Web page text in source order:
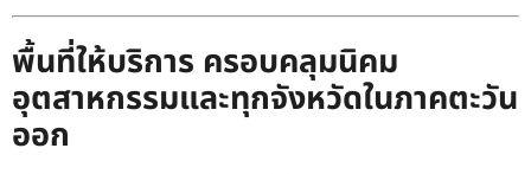
พื้นที่ให้บริการ ครอบคลุมนิคม
อุตสาหกรรมและทุกจังหวัดในภาคตะวัน
ออก